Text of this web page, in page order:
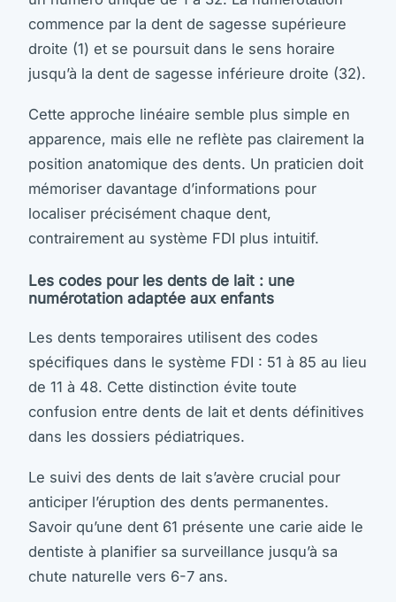
commence par la dent de sagesse supérieure
droite (1) et se poursuit dans le sens horaire
jusqu’à la dent de sagesse inférieure droite (32).
Cette approche linéaire semble plus simple en
apparence, mais elle ne reflète pas clairement la
position anatomique des dents. Un praticien doit
mémoriser davantage d’informations pour
localiser précisément chaque dent,
contrairement au système FDI plus intuitif.
Les codes pour les dents de lait : une
numérotation adaptée aux enfants
Les dents temporaires utilisent des codes
spécifiques dans le système FDI : 51 à 85 au lieu
de 11 à 48. Cette distinction évite toute
confusion entre dents de lait et dents définitives
dans les dossiers pédiatriques.
Le suivi des dents de lait s’avère crucial pour
anticiper l’éruption des dents permanentes.
Savoir qu’une dent 61 présente une carie aide le
dentiste à planifier sa surveillance jusqu’à sa
chute naturelle vers 6-7 ans.